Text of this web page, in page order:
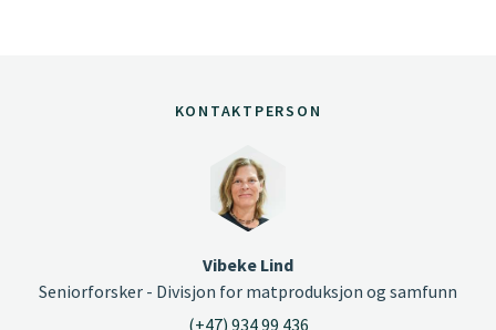
KONTAKTPERSON
Vibeke Lind
Seniorforsker - Divisjon for matproduksjon og samfunn
(+47) 934 99 436